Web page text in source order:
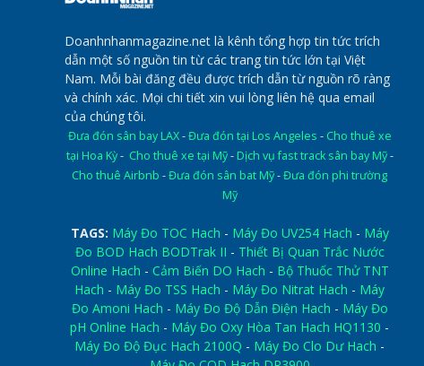
Doanhnhanmagazine.net là kênh tổng hợp tin tức trích
dẫn một số nguồn tin từ các trang tin tức lớn tại Việt
Nam. Mỗi bài đăng đều được trích dẫn từ nguồn rõ ràng
và chính xác. Mọi chi tiết xin vui lòng liên hệ qua email
của chúng tôi.
Đưa đón sân bay LAX-Đưa đón tại Los Angeles - Cho thuê xe
tại Hoa Kỳ- Cho thuê xe tại Mỹ- Dịch vụ fast track sân bay Mỹ-
Cho thuê Airbnb -Đưa đón sân bat Mỹ-Đưa đón phi trường
Mỹ
TAGS: Máy Đo TOC Hach - Máy Đo UV254 Hach - Máy
Đo BOD Hach BODTrak II - Thiết Bị Quan Trắc Nước
Online Hach - Cảm Biến DO Hach - Bộ Thuốc Thử TNT
Hach - Máy Đo TSS Hach - Máy Đo Nitrat Hach - Máy
Đo Amoni Hach - Máy Đo Độ Dẫn Điện Hach - Máy Đo
pH Online Hach - Máy Đo Oxy Hòa Tan Hach HQ1130 -
Máy Đo Độ Đục Hach 2100Q - Máy Đo Clo Dư Hach -